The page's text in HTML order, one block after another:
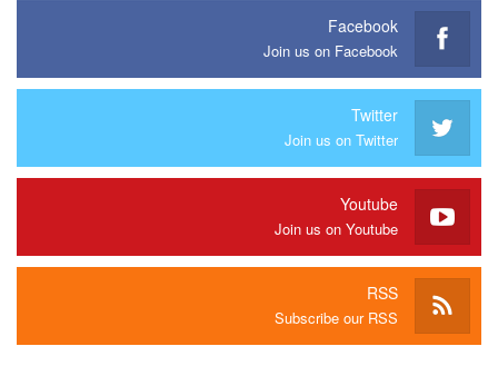
Facebook
Join us on Facebook
Twitter
Join us on Twitter
Youtube
Join us on Youtube
RSS
Subscribe our RSS